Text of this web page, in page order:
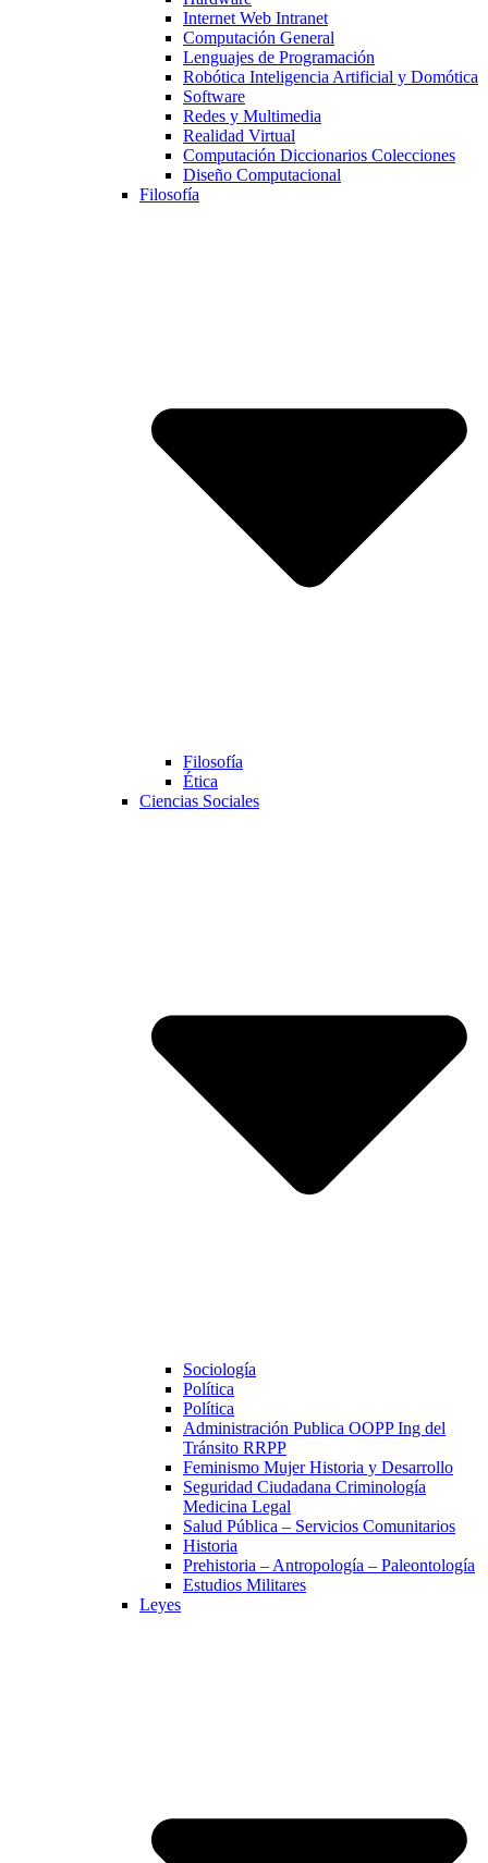
Internet Web Intranet
Computación General
Lenguajes de Programación
Robótica Inteligencia Artificial y Domótica
Software
Redes y Multimedia
Realidad Virtual
Computación Diccionarios Colecciones
Diseño Computacional
Filosofía
Filosofía
Ética
Ciencias Sociales
Sociología
Política
Política
Administración Publica OOPP Ing del
Tránsito RRPP
Feminismo Mujer Historia y Desarrollo
Seguridad Ciudadana Criminología
Medicina Legal
Salud Pública – Servicios Comunitarios
Historia
Prehistoria – Antropología – Paleontología
Estudios Militares
Leyes